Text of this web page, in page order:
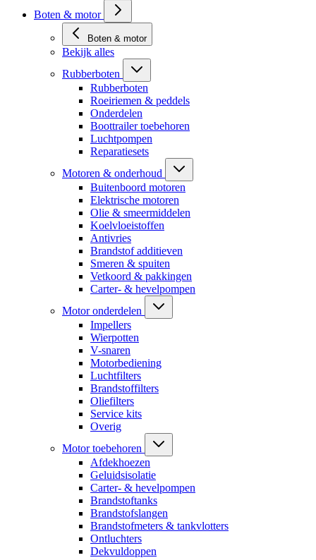
Boten & motor
Boten & motor
Bekijk alles
Rubberboten
Rubberboten
Roeiriemen & peddels
Onderdelen
Boottrailer toebehoren
Luchtpompen
Reparatiesets
Motoren & onderhoud
Buitenboord motoren
Elektrische motoren
Olie & smeermiddelen
Koelvloeistoffen
Antivries
Brandstof additieven
Smeren & spuiten
Vetkoord & pakkingen
Carter- & hevelpompen
Motor onderdelen
Impellers
Wierpotten
V-snaren
Motorbediening
Luchtfilters
Brandstoffilters
Oliefilters
Service kits
Overig
Motor toebehoren
Afdekhoezen
Geluidsisolatie
Carter- & hevelpompen
Brandstoftanks
Brandstofslangen
Brandstofmeters & tankvlotters
Ontluchters
Dekvuldoppen